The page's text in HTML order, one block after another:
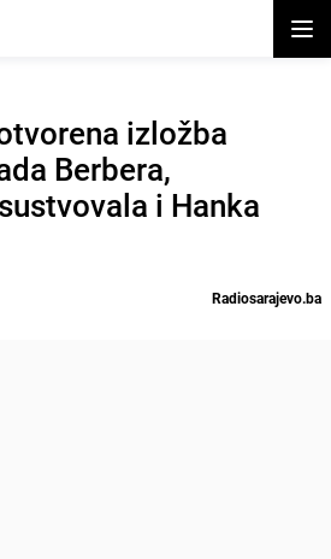
izložba
Berbera,
i Hanka
Radiosarajevo.ba